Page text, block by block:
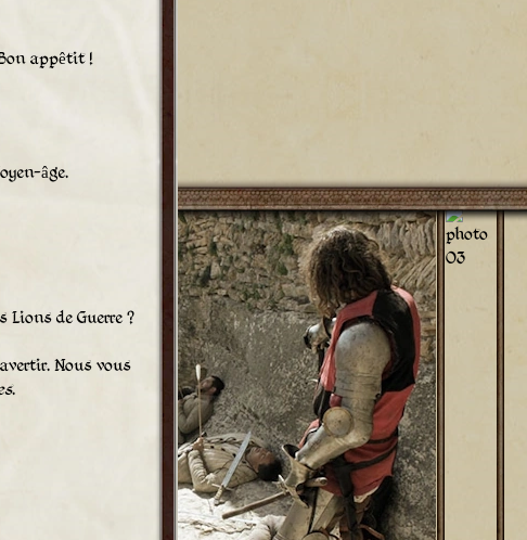
appêtit !
âge.
de Guerre ?
Nous vous
.